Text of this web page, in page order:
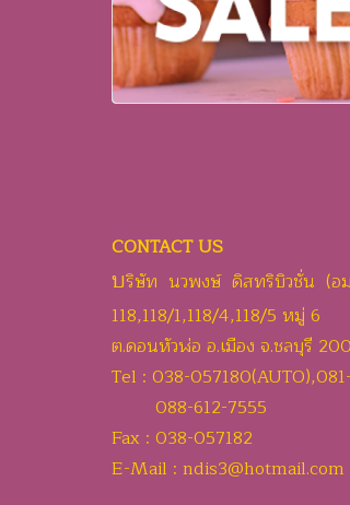
CONTACT US
บริษัท นวพงษ์ ดิสทริบิวชั่น (อ
118,118/1,118/4,118/5 หมู่ 6
ต.ดอนหัวฬ่อ อ.เมือง จ.ชลบุรี
Tel : 038-
088-612-7555
Fax : 038-057182
E-Mail : ndis3@hotmail.com